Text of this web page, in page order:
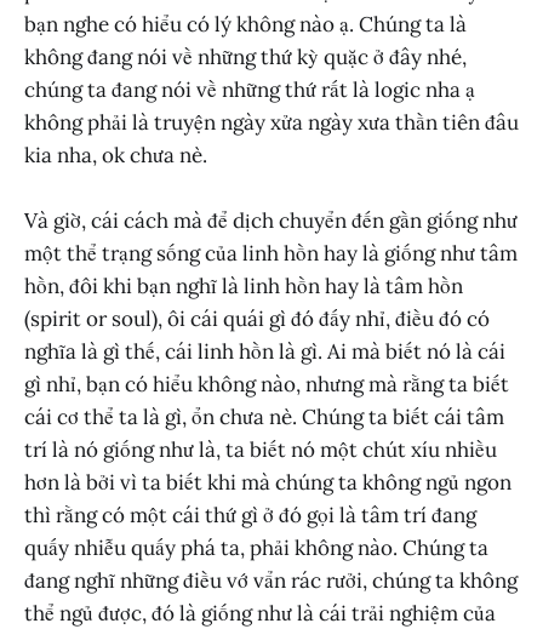
bạn nghe có hiểu có lý không nào ạ. Chúng ta là
không đang nói về những thứ kỳ quặc ở đây nhé,
chúng ta đang nói về những thứ rất là logic nha ạ
không phải là truyện ngày xửa ngày xưa thần tiên đâu
kia nha, ok chưa nè.
Và giờ, cái cách mà để dịch chuyển đến gần giống như
một thể trạng sống của linh hồn hay là giống như tâm
hồn, đôi khi bạn nghĩ là linh hồn hay là tâm hồn
(spirit or soul), ôi cái quái gì đó đấy nhỉ, điều đó có
nghĩa là gì thế, cái linh hồn là gì. Ai mà biết nó là cái
gì nhỉ, bạn có hiểu không nào, nhưng mà rằng ta biết
cái cơ thể ta là gì, ổn chưa nè. Chúng ta biết cái tâm
trí là nó giống như là, ta biết nó một chút xíu nhiều
hơn là bởi vì ta biết khi mà chúng ta không ngủ ngon
thì rằng có một cái thứ gì ở đó gọi là tâm trí đang
quấy nhiễu quấy phá ta, phải không nào. Chúng ta
đang nghĩ những điều vớ vẩn rác rưởi, chúng ta không
thể ngủ được, đó là giống như là cái trải nghiệm của